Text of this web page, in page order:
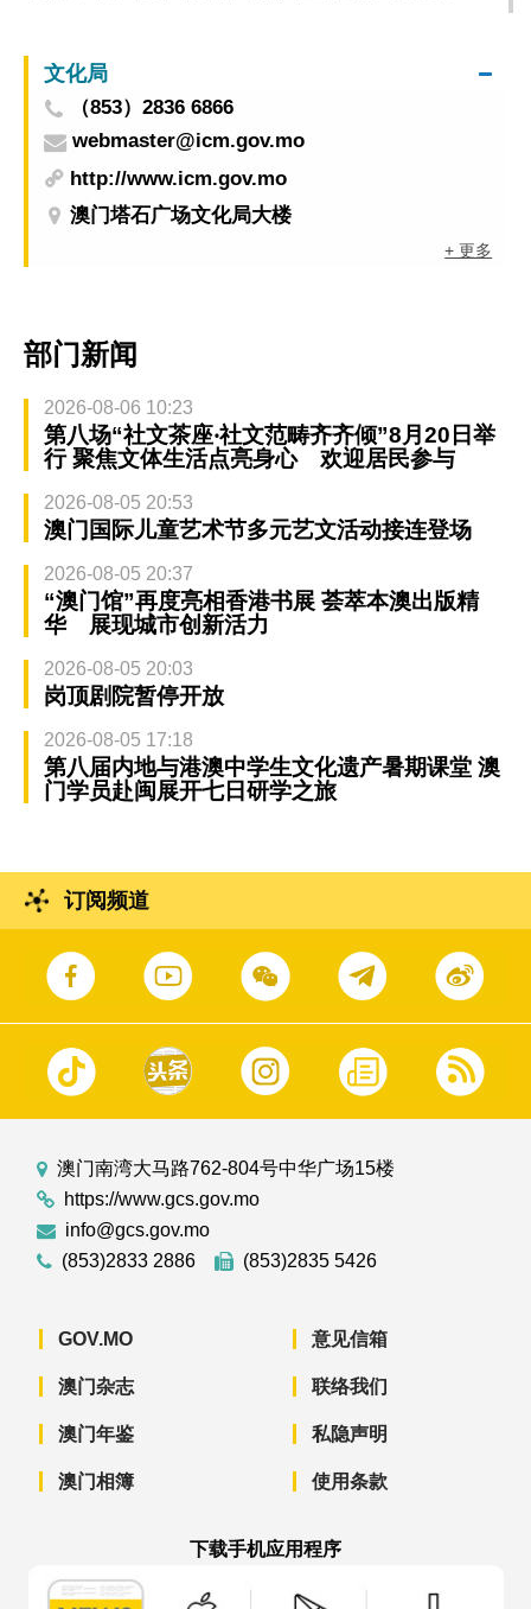
文化局
（853）2836 6866
webmaster@icm.gov.mo
http://www.icm.gov.mo
澳门塔石广场文化局大楼
+ 更多
部门新闻
2026-08-06 10:23
第八场“社文茶座‧社文范畴齐齐倾”8月20日举
行 聚焦文体生活点亮身心 欢迎居民参与
2026-08-05 20:53
澳门国际儿童艺术节多元艺文活动接连登场
2026-08-05 20:37
“澳门馆”再度亮相香港书展 荟萃本澳出版精
华 展现城市创新活力
2026-08-05 20:03
岗顶剧院暂停开放
2026-08-05 17:18
第八届内地与港澳中学生文化遗产暑期课堂 澳
门学员赴闽展开七日研学之旅
订阅频道
澳门南湾大马路762-804号中华广场15楼
https://www.gcs.gov.mo
info@gcs.gov.mo
(853)2833 2886
(853)2835 5426
GOV.MO
澳门杂志
澳门年鉴
澳门相簿
意见信箱
联络我们
私隐声明
使用条款
下载手机应用程序